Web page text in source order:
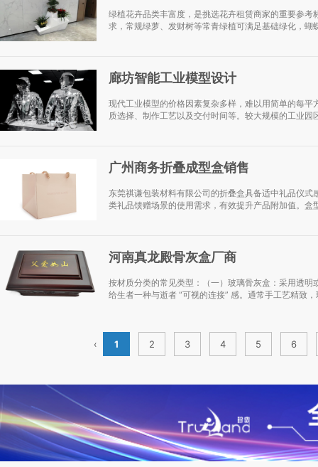
绿植花卉品类丰富度，是挑选花卉租赁商家的重要参
求，常规绿萝、发财树等常青绿植可满足基础绿化，
廊坊智能工业模型设计
现代工业模型的价格因素复杂多样，难以用简单的每
质选择、制作工艺以及交付时间等。较大规模的工业
广州商务折叠成型盒销售
东莞祺谦包装材料有限公司的折叠盒具备适中礼品仪
类礼品馈赠场景的使用需求，有效提升产品附加值。
河南真龙殿骨灰盒厂商
按材质分类的常见类型：（一）玻璃骨灰盒：采用透
给生者一种与逝者 “可视的连接” 感。通常手工艺精致
‹ 1 2 3 4 5 6